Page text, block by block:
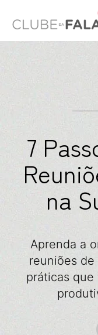
para
7
na
Aprenda a
reuniões
práticas